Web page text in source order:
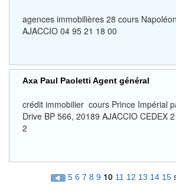
agences immobilières 28 cours
AJACCIO 04 95 21 18 00
Axa Paul Paoletti Agent général
crédit immobilier cours Prince Impérial
Drive BP 566, 20189 AJACCIO CEDEX
2
5 6 7 8 9 10 11 12 13 14 15